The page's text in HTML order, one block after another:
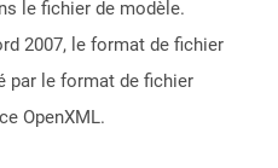
le fichier de modèle.
2007, le format de fichier
par le format de fichier
OpenXML.